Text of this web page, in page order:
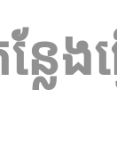
ងធ្